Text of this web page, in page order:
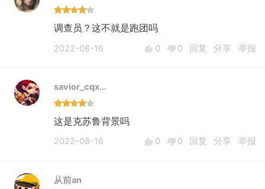
调查员？这不就是跑团吗
2022-08-16 0 0 回复 分享 举报
savior_cqx…
这是克苏鲁背景吗
2022-08-16 0 0 回复 分享 举报
从前an